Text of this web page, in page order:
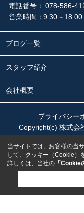
電話番号： 078-586-
営業時間：9:30～18:00
ブログ一覧
スタッフ紹介
会社概要
プライバシー
Copyright(c) 株式会
当サイトでは、お客様の当
して、クッキー（Cookie）
詳しくは、当社の 「Cookie